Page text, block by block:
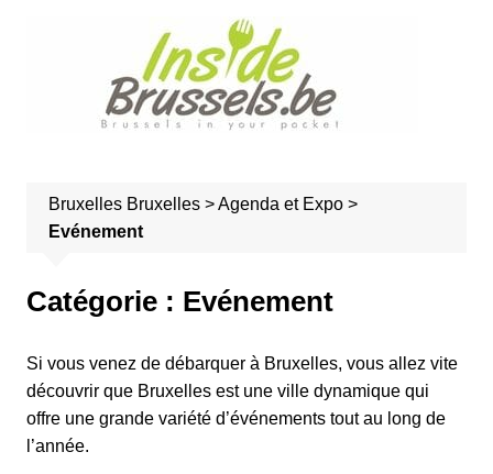
Bruxelles Bruxelles>Agenda et Expo>
Evénement
Catégorie : Evénement
Si vous venez de débarquer à Bruxelles, vous allez vite
découvrir que Bruxelles est une ville dynamique qui
offre une grande variété d’événements tout au long de
l’année.